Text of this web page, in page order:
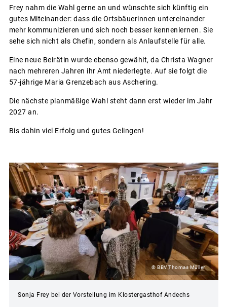
Frey nahm die Wahl gerne an und wünschte sich künftig ein
gutes Miteinander: dass die Ortsbäuerinnen untereinander
mehr kommunizieren und sich noch besser kennenlernen. Sie
sehe sich nicht als Chefin, sondern als Anlaufstelle für alle.
Eine neue Beirätin wurde ebenso gewählt, da Christa Wagner
nach mehreren Jahren ihr Amt niederlegte. Auf sie folgt die
57-jährige Maria Grenzebach aus Aschering.
Die nächste planmäßige Wahl steht dann erst wieder im Jahr
2027 an.
Bis dahin viel Erfolg und gutes Gelingen!
© BBV Thomas Müller
Sonja Frey bei der Vorstellung im Klostergasthof Andechs